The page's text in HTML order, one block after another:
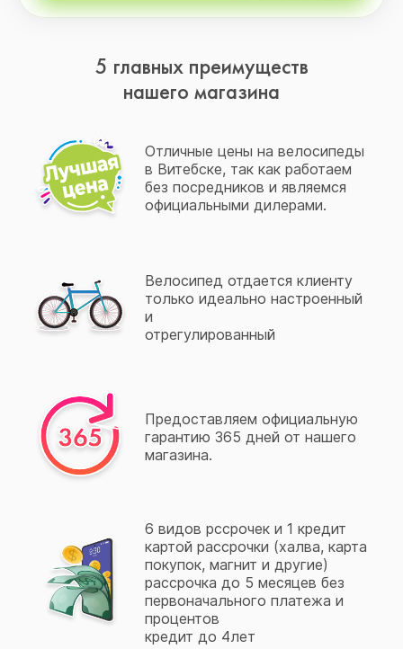
5 главных преимуществ
нашего магазина
Отличные цены на велосипеды
в Витебске, так как работаем
без посредников и являемся
официальными дилерами.
Велосипед отдается клиенту
только идеально настроенный
и
отрегулированный
Предоставляем официальную
гарантию 365 дней от нашего
магазина.
6 видов рссрочек и 1 кредит
картой рассрочки (халва, карта
покупок, магнит и другие)
рассрочка до 5 месяцев без
первоначального платежа и
процентов
кредит до 4лет